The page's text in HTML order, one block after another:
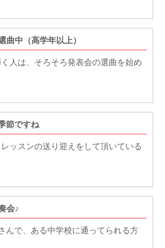
曲中（高学年以上）
人は、そろそろ発表会の選曲を始め
節ですね
ッスンの送り迎えをして頂いている
会♪
んで、ある中学校に通ってられる方